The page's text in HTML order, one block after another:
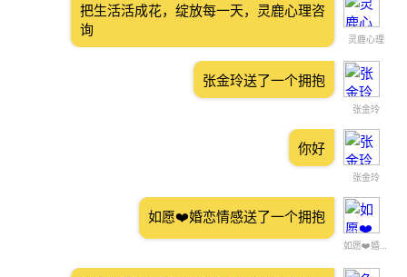
灵鹿心理
把生活活成花，绽放每一天，灵鹿心理咨
询
张金玲
张金玲送了一个拥抱
张金玲
你好
如愿❤️婚恋情感
如愿❤️婚恋情感送了一个拥抱